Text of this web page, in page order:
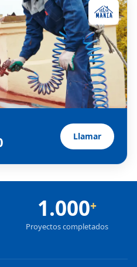
Llamar
1.000+
Proyectos completados